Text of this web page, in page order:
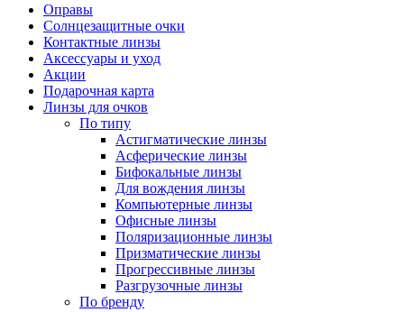
Оправы
Солнцезащитные очки
Контактные линзы
Аксессуары и уход
Акции
Подарочная карта
Линзы для очков
По типу
Астигматические линзы
Асферические линзы
Бифокальные линзы
Для вождения линзы
Компьютерные линзы
Офисные линзы
Поляризационные линзы
Призматические линзы
Прогрессивные линзы
Разгрузочные линзы
По бренду